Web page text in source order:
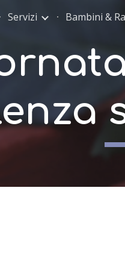
to main content
Servizi Bambini &